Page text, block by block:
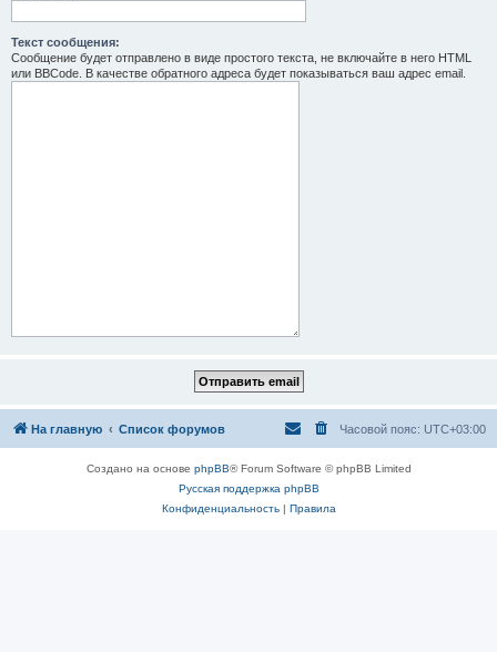
Текст сообщения:
Сообщение будет отправлено в виде простого текста, не включайте в него HTML
или BBCode. В качестве обратного адреса будет показываться ваш адрес email.
На главную Список форумов Часовой пояс: UTC+03:00
Создано на основе phpBB® Forum Software © phpBB Limited
Русская поддержка phpBB
Конфиденциальность| Правила